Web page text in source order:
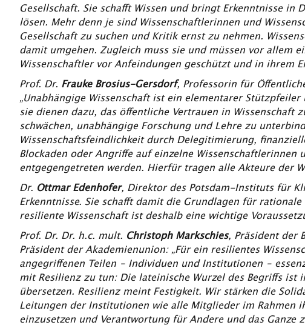
Gesellschaft. Sie schafft Wissen und bringt Erkenntnisse in
lösen. Mehr denn je sind Wissenschaftlerinnen und
Gesellschaft zu suchen und Kritik ernst zu nehmen.
damit umgehen. Zugleich muss sie und müssen vor allem
Wissenschaftler vor Anfeindungen geschützt und in ihrem
Prof. Dr. Frauke Brosius-Gersdorf, Professorin für
„Unabhängige Wissenschaft ist ein elementarer
sie dienen dazu, das öffentliche Vertrauen in Wissenschaft
schwächen, unabhängige Forschung und Lehre zu
Wissenschaftsfeindlichkeit durch Delegitimierung,
Blockaden oder Angriffe auf einzelne Wissenschaftlerinnen
entgegengetreten werden. Hierfür tragen alle Akteure der
Dr. Ottmar Edenhofer, Direktor des Potsdam-Instituts für
Erkenntnisse. Sie schafft damit die Grundlagen für
resiliente Wissenschaft ist deshalb eine wichtige
Prof. Dr. Dr. h.c. mult. Christoph Markschies, Präsident der
Präsident der Akademienunion: „Für ein resilientes
angegriffenen Teilen – Individuen und Institutionen –
mit Resilienz zu tun: Die lateinische Wurzel des Begriffs ist
übersetzen. Resilienz meint Festigkeit. Wir stärken die
Leitungen der Institutionen wie alle Mitglieder im Rahmen
einzusetzen und Verantwortung für Andere und das